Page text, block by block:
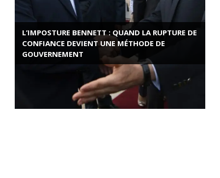
L’IMPOSTURE BENNETT : QUAND LA RUPTURE DE
CONFIANCE DEVIENT UNE MÉTHODE DE
GOUVERNEMENT
ROSE VALLAND, HEROÏNE DE LA RESISTANCE